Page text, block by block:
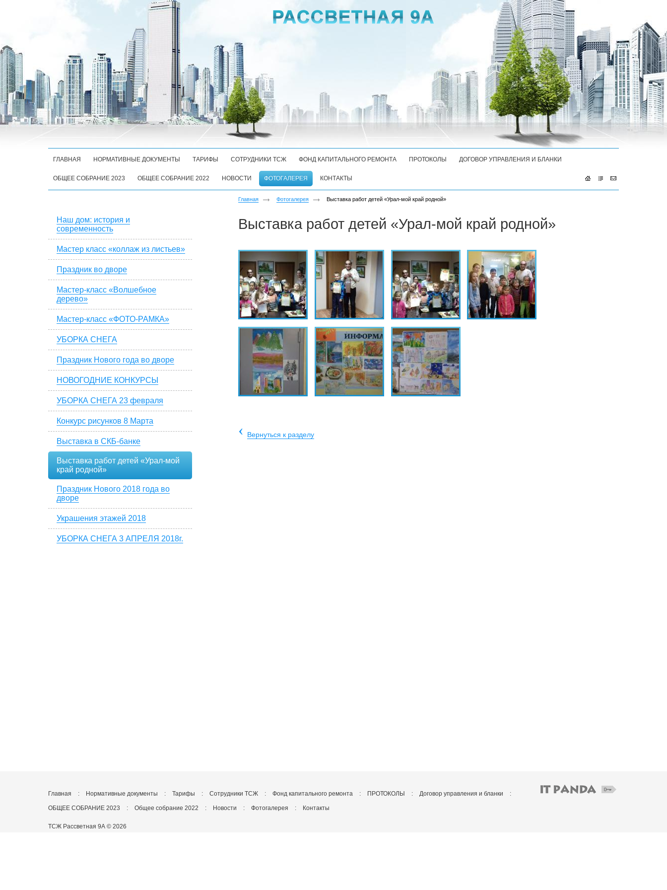
ГЛАВНАЯ НОРМАТИВНЫЕ ДОКУМЕНТЫ ТАРИФЫ СОТРУДНИКИ ТСЖ ФОНД КАПИТАЛЬНОГО РЕМОНТА ПРОТОКОЛЫ ДОГОВОР УПРАВЛЕНИЯ И БЛАНКИ
ОБЩЕЕ СОБРАНИЕ 2023 ОБЩЕЕ СОБРАНИЕ 2022 НОВОСТИ ФОТОГАЛЕРЕЯ КОНТАКТЫ
Наш дом: история и
современность
Мастер класс «коллаж из листьев»
Праздник во дворе
Мастер-класс «Волшебное
дерево»
Мастер-класс «ФОТО-РАМКА»
УБОРКА СНЕГА
Праздник Нового года во дворе
НОВОГОДНИЕ КОНКУРСЫ
УБОРКА СНЕГА 23 февраля
Конкурс рисунков 8 Марта
Выставка в СКБ-банке
Выставка работ детей «Урал-мой
край родной»
Праздник Нового 2018 года во
дворе
Украшения этажей 2018
УБОРКА СНЕГА 3 АПРЕЛЯ 2018г.
Главная Фотогалерея Выставка работ детей «Урал-мой край родной»
Выставка работ детей «Урал-мой край родной»
‹ Вернуться к разделу
Главная : Нормативные документы : Тарифы : Сотрудники ТСЖ : Фонд капитального ремонта : ПРОТОКОЛЫ : Договор управления и бланки :
ОБЩЕЕ СОБРАНИЕ 2023 : Общее собрание 2022 : Новости : Фотогалерея : Контакты
ТСЖ Рассветная 9А © 2026